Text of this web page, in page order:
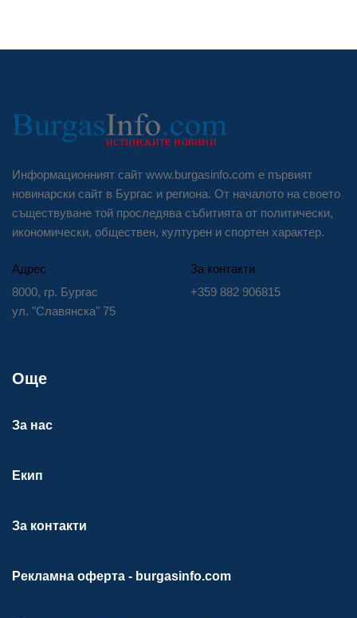
Информационният сайт www.burgasinfo.com е първият
новинарски сайт в Бургас и региона. От началото на своето
съществуване той проследява събитията от политически,
икономически, обществен, културен и спортен характер.
Адрес
8000, гр. Бургас
ул. "Славянска" 75
За контакти
+359 882 906815
Още
За нас
Екип
За контакти
Рекламна оферта - burgasinfo.com